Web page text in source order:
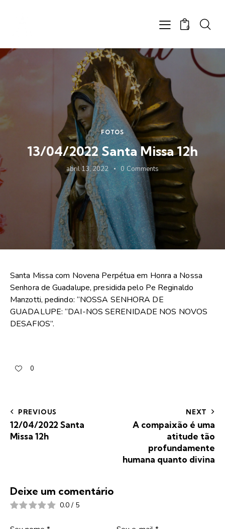
0
FOTOS
13/04/2022 Santa Missa 12h
abril 13, 2022 0 Comments
Santa Missa com Novena Perpétua em Honra a Nossa
Senhora de Guadalupe, presidida pelo Pe Reginaldo
Manzotti, pedindo: “NOSSA SENHORA DE
GUADALUPE: “DAI-NOS SERENIDADE NOS NOVOS
DESAFIOS”.
0
PREVIOUS
12/04/2022 Santa
Missa 12h
NEXT
A compaixão é uma
atitude tão
profundamente
humana quanto divina
Deixe um comentário
0.0 / 5